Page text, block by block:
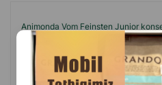
Animonda Vom Feinsten Junior
ilə